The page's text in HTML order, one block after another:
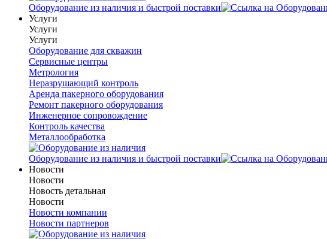
Оборудование из наличия и быстрой поставки
Услуги
Услуги
Услуги
Оборудование для скважин
Сервисные центры
Метрология
Неразрушающий контроль
Аренда пакерного оборудования
Ремонт пакерного оборудования
Инженерное сопровождение
Контроль качества
Металлообработка
Оборудование из наличия и быстрой поставки
Новости
Новости
Новость детальная
Новости
Новости компании
Новости партнеров